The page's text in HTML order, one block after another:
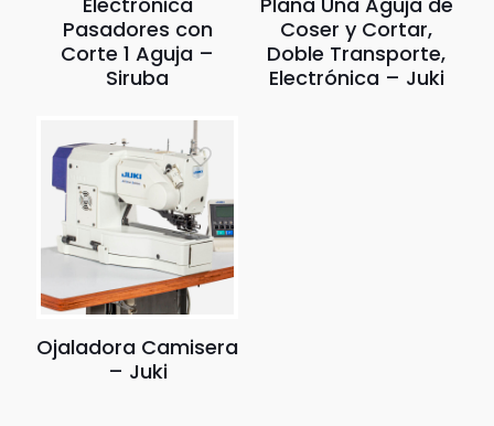
Pasadores con
Corte 1 Aguja –
Siruba
Coser y Cortar,
Doble Transporte,
Electrónica – Juki
Ojaladora Camisera
– Juki